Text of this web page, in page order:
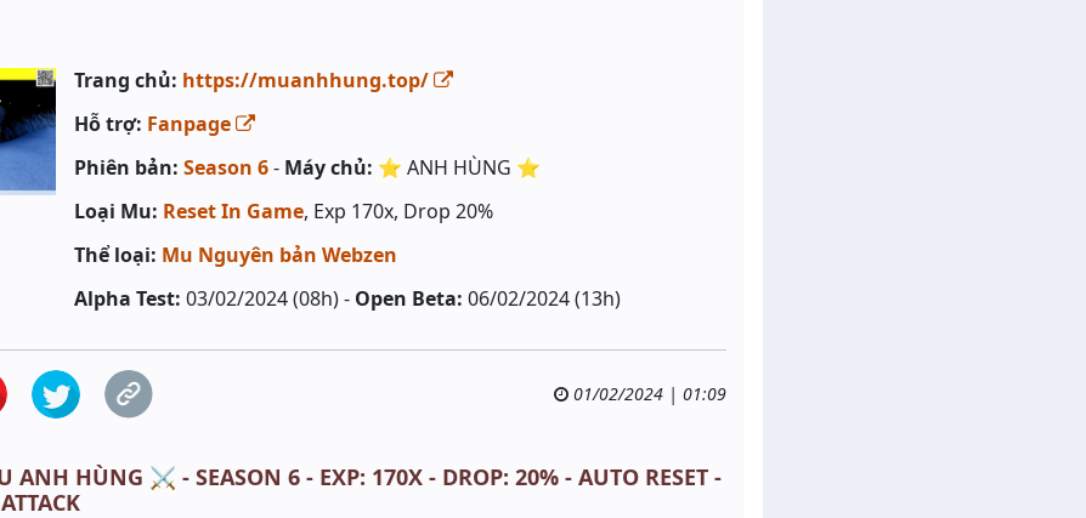
Trang chủ: https://muanhhung.top/
Hỗ trợ: Fanpage
Phiên bản: Season 6- Máy chủ: ⭐️ ANH HÙNG ⭐️
Loại Mu: Reset In Game, Exp 170x, Drop 20%
Thể loại: Mu Nguyên bản Webzen
Alpha Test: 03/02/2024 (08h) - Open Beta: 06/02/2024 (13h)
01/02/2024 | 01:09
HÙNG ⚔️ - SEASON 6 - EXP: 170X - DROP: 20% - AUTO RESET -